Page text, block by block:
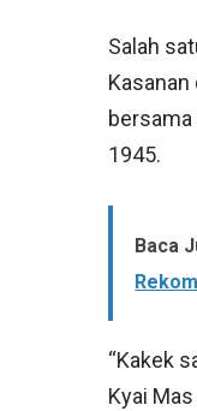
Salah
1945.
Baca
Rekom
“Kakek
Kyai